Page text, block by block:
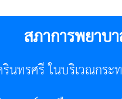
สภาการพยาบ
นทรศรี ในบริเวณกระ